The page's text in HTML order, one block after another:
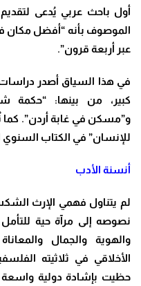
أول باحث عربي يُدعى
الموصوف بأنه “أفضل مكان
عبر أربعة قرون”.
في هذا السياق أصدر
كبير، من بينها: “حكمة
و”مسكن في غابة أردن”. كما
للإنسان” في الكتاب السنوي
أنسنة الأدب
لم يتناول فهمي الإرث
نصوصه إلى مرآة حية
والهوية والجمال
الأخلاقي في ثلاثيته
حظيت بإشادة دولية